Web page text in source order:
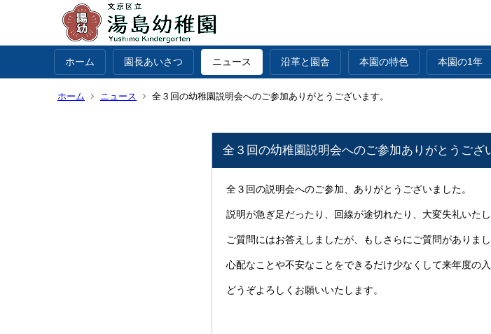
ホーム 園長あいさつ ニュース 沿革と園舎 本園の特色 本園の1年
ホーム ニュース 全３回の幼稚園説明会へのご参加ありがとうございます。
全３回の幼稚園説明会へのご参加ありがとうござ
全３回の説明会へのご参加、ありがとうございました。
説明が急ぎ足だったり、回線が途切れたり、大変失礼いたし
ご質問にはお答えしましたが、もしさらにご質問がありま
心配なことや不安なことをできるだけ少なくして来年度の
どうぞよろしくお願いいたします。